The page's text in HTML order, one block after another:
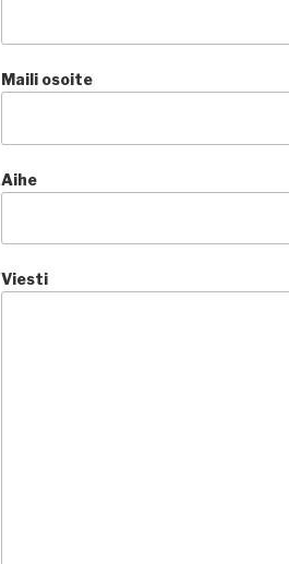
Maili osoite
Aihe
Viesti